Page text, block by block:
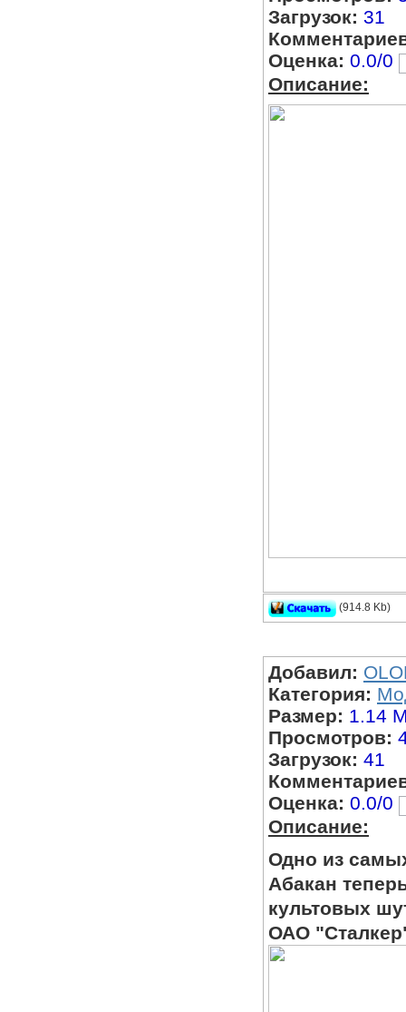
Загрузок: 31
Оценка: 0.0/0
Описание:
(914.8 Kb)
Добавил:
Категория:
Размер: 1.14
Просмотров:
Загрузок: 41
Оценка: 0.0/0
Описание:
Одно из
Абакан
культовых
ОАО